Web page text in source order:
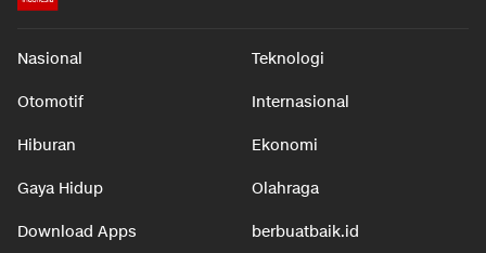
Nasional Teknologi
Otomotif Internasional
Hiburan Ekonomi
Gaya Hidup Olahraga
Download Apps berbuatbaik.id